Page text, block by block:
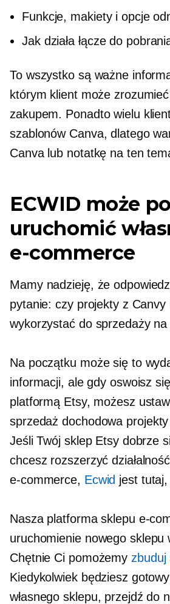
Funkcje, makiety i opcje
Jak działa łącze do
To wszystko są ważne
którym klient może
zakupem. Ponadto wielu
szablonów Canva, dlatego
Canva lub notatkę na ten
ECWID może
uruchomić
e-commerce
Mamy nadzieję, że
pytanie: czy projekty z Canvy
wykorzystać do sprzedaży
Na początku może się to
informacji, ale gdy oswoisz
platformą Etsy, możesz
sprzedaż dochodowa
Jeśli Twój sklep Etsy dobrze
chcesz rozszerzyć
e-commerce, Ecwid jest
Nasza platforma sklepu e-
uruchomienie nowego sklepu
Chętnie Ci pomożemy zbuduj
Kiedykolwiek będziesz
własnego sklepu, przejdź do